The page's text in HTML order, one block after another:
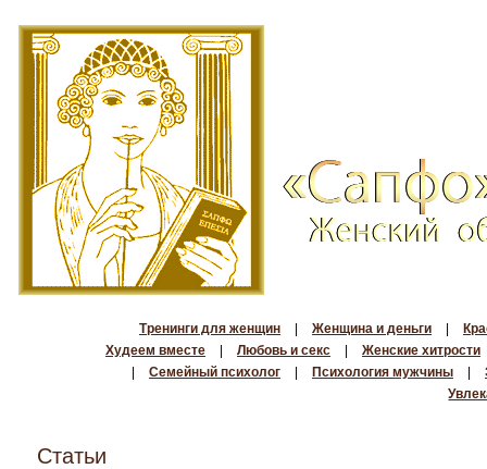
Тренинги для женщин Женщина и деньги
Худеем вместе
Любовь и секс
Женские хитрости
Семейный психолог Психология мужчины
Статьи